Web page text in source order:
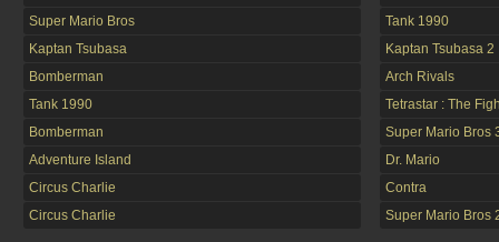
Super Mario Bros
Kaptan Tsubasa
Bomberman
Tank 1990
Bomberman
Adventure Island
Circus Charlie
Circus Charlie
Tank 1990
Kaptan Tsubasa 2
Arch Rivals
Tetrastar : The
Super Mario Bros
Dr. Mario
Contra
Super Mario Bros